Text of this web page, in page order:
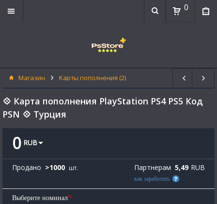
0
Магазин Карты пополнения (2)
💠 Карта пополнения PlayStation PS4 PS5 Код
PSN 💠 Турция
0 RUB
Продано >1000 шт. Партнерам 5,49 RUB
как заработать
Выберите номинал*